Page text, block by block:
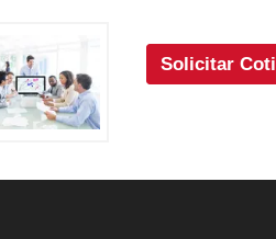
Solicitar